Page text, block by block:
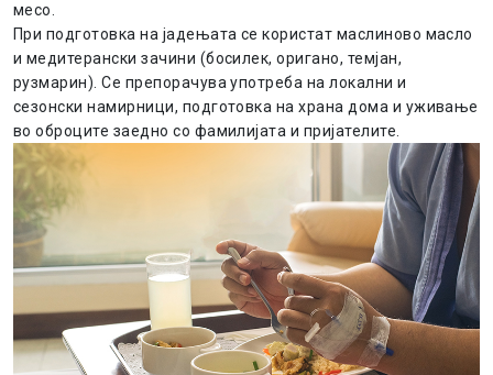
месо.
При подготовка на јадењата се користат маслиново масло
и медитерански зачини (босилек, оригано, темјан,
рузмарин). Се препорачува употреба на локални и
сезонски намирници, подготовка на храна дома и уживање
во оброците заедно со фамилијата и пријателите.